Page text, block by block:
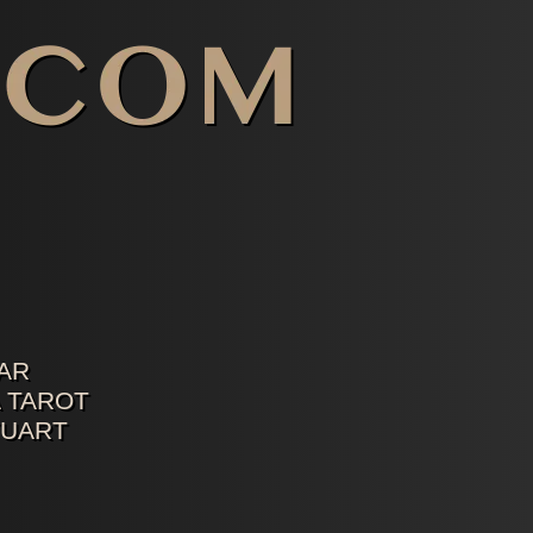
TAROT